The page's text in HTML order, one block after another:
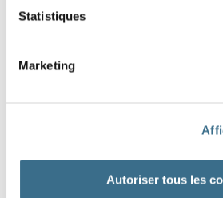
Statistiques
Marketing
Autoriser tous les